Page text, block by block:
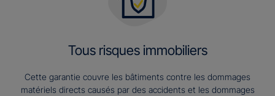
Tous risques immobiliers
Cette garantie couvre les bâtiments contre les dommages
matériels directs causés par des accidents et les dommages